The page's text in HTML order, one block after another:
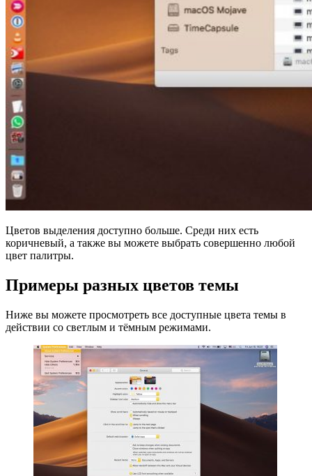
Цветов выделения доступно больше. Среди них есть
коричневый, а также вы можете выбрать совершенно любой
цвет палитры.
Примеры разных цветов темы
Ниже вы можете просмотреть все доступные цвета темы в
действии со светлым и тёмным режимами.